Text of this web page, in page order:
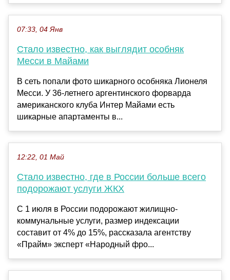
07:33, 04 Янв
Стало известно, как выглядит особняк
Месси в Майами
В сеть попали фото шикарного особняка Лионеля
Месси. У 36-летнего аргентинского форварда
американского клуба Интер Майами есть
шикарные апартаменты в...
12:22, 01 Май
Стало известно, где в России больше всего
подорожают услуги ЖКХ
С 1 июля в России подорожают жилищно-
коммунальные услуги, размер индексации
составит от 4% до 15%, рассказала агентству
«Прайм» эксперт «Народный фро...